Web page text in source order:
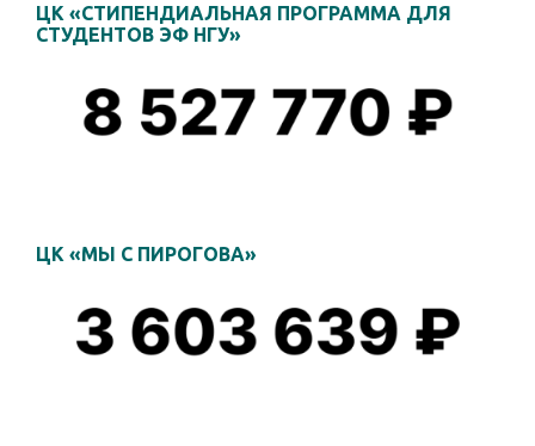
ЦК «СТИПЕНДИАЛЬНАЯ ПРОГРАММА ДЛЯ
СТУДЕНТОВ ЭФ НГУ»
ЦК «МЫ С ПИРОГОВА»